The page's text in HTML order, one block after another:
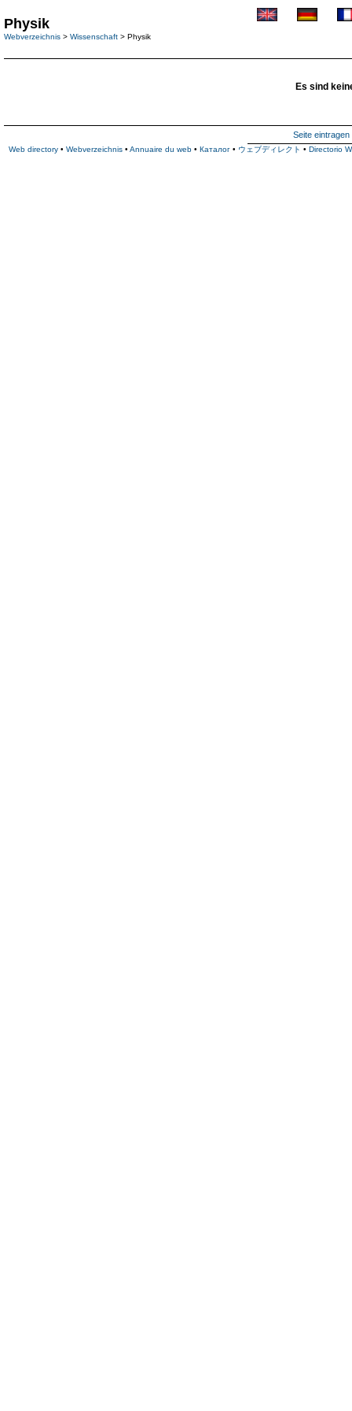
Physik
Webverzeichnis > Wissenschaft > Physik
Es sind
Seite eintragen
Web directory • Webverzeichnis • Annuaire du web • Каталог • ウェブディレクト • Directorio